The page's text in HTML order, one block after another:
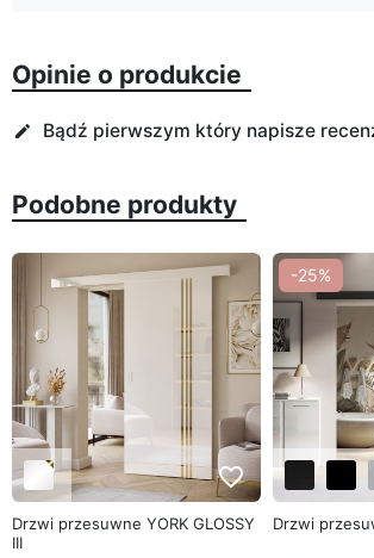
Opinie o produkcie
edit Bądź pierwszym który napisze
Podobne produkty
favorite_border
Drzwi przesuwne YORK GLOSSY
III
-25%
Drzwi